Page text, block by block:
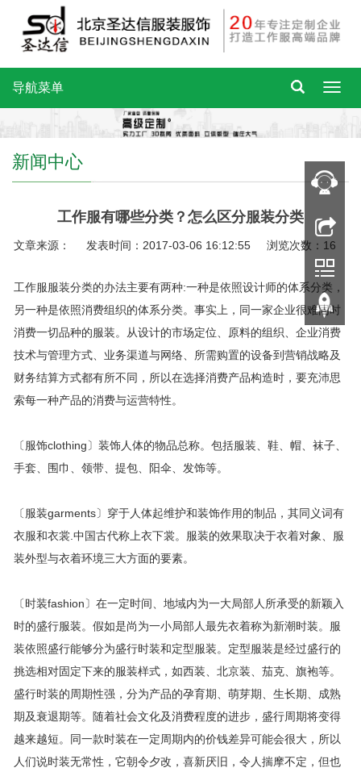
导航菜单
新闻中心
工作服有哪些分类？怎么区分服装分类
文章来源： 发表时间：2017-03-06 16:12:55 浏览次数：16
工作服服装分类的办法主要有两种:一种是依照设计师的体系分类，
另一种是依照消费组织的体系分类。事实上，同一家企业很难同时
消费一切品种的服装。从设计的市场定位、原料的组织、企业消费
技术与管理方式、业务渠道与网络、所需购置的设备到营销战略及
财务结算方式都有所不同，所以在选择消费产品构造时，要充沛思
索每一种产品的消费与运营特性。
〔服饰clothing〕装饰人体的物品总称。包括服装、鞋、帽、袜子、
手套、围巾、领带、提包、阳伞、发饰等。
〔服装garments〕穿于人体起维护和装饰作用的制品，其同义词有
衣服和衣裳.中国古代称上衣下裳。服装的效果取决于衣着对象、服
装外型与衣着环境三大方面的要素。
〔时装fashion〕在一定时间、地域内为一大局部人所承受的新颖入
时的盛行服装。假如是尚为一小局部人最先衣着称为新潮时装。服
装依照盛行能够分为盛行时装和定型服装。定型服装是经过盛行的
挑选相对固定下来的服装样式，如西装、北京装、茄克、旗袍等。
盛行时装的周期性强，分为产品的孕育期、萌芽期、生长期、成熟
期及衰退期等。随着社会文化及消费程度的进步，盛行周期将变得
越来越短。同一款时装在一定周期内的价钱差异可能会很大，所以
人们说时装无常性，它朝令夕改，喜新厌旧，令人揣摩不定，但也